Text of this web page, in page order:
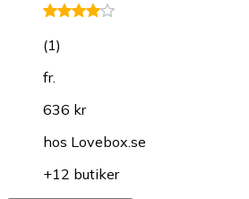
(1)
fr.
636 kr
hos Lovebox.se
+12 butiker